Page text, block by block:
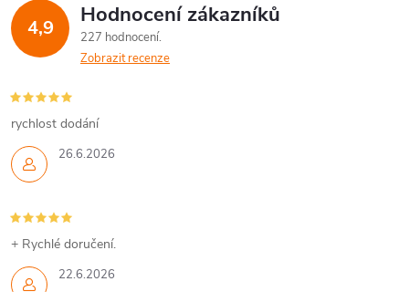
4,9 Hodnocení zákazníků
227 hodnocení
Zobrazit recenze
26.6.2026
rychlost dodání
22.6.2026
+ Rychlé doručení.